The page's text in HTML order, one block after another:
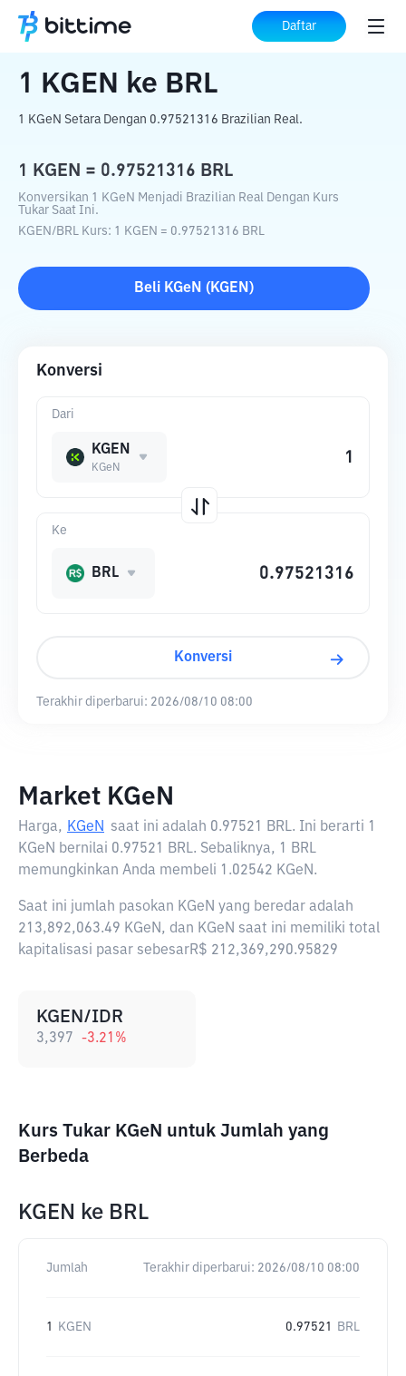
Daftar
Beranda Konverter Kripto BRL
1 KGEN ke BRL
1 KGeN Setara Dengan 0.97521316 Brazilian Real.
1 KGEN = 0.97521316 BRL
Konversikan 1 KGeN Menjadi Brazilian Real Dengan Kurs
Tukar Saat Ini.
KGEN/BRL Kurs: 1 KGEN = 0.97521316 BRL
Beli KGeN ( KGEN )
Konversi
Dari
KGEN
KGeN
Ke
BRL
Konversi
Terakhir diperbarui: 2026/08/10 08:00
Market KGeN
Harga, KGeN saat ini adalah 0.97521 BRL. Ini berarti 1
KGeN bernilai 0.97521 BRL. Sebaliknya, 1 BRL
memungkinkan Anda membeli 1.02542 KGeN.
Saat ini jumlah pasokan KGeN yang beredar adalah
213,892,063.49 KGeN, dan KGeN saat ini memiliki total
kapitalisasi pasar sebesarR$ 212,369,290.95829
KGEN/IDR
3,397 -3.21 %
Kurs Tukar KGeN untuk Jumlah yang
Berbeda
KGEN ke BRL
Jumlah Terakhir diperbarui: 2026/08/10 08:00
1 KGEN 0.97521 BRL